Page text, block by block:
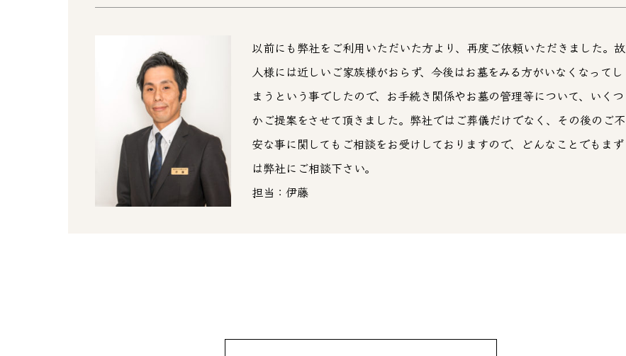
以前にも弊社をご利用いただいた方より、再度ご依頼いただきました。故
人様には近しいご家族様がおらず、今後はお墓をみる方がいなくなってし
まうという事でしたので、お手続き関係やお墓の管理等について、いくつ
かご提案をさせて頂きました。弊社ではご葬儀だけでなく、その後のご不
安な事に関してもご相談をお受けしておりますので、どんなことでもまず
は弊社にご相談下さい。
担当：伊藤